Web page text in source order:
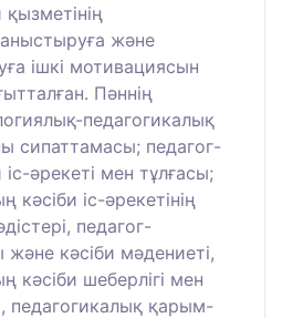
және
ішкі мотивациясын
Пәннің
педагогикалық
сипаттамасы; педагог-
әрекеті мен тұлғасы;
кәсіби іс-әрекетінің
педагог-
кәсіби мәдениеті,
кәсіби шеберлігі мен
педагогикалық қарым-